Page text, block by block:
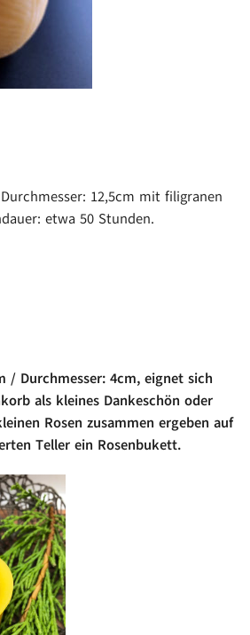
12,5cm mit filigranen
etwa 50 Stunden.
/ Durchmesser: 4cm, eignet sich
als kleines Dankeschön oder
Rosen zusammen ergeben auf
Teller ein Rosenbukett.